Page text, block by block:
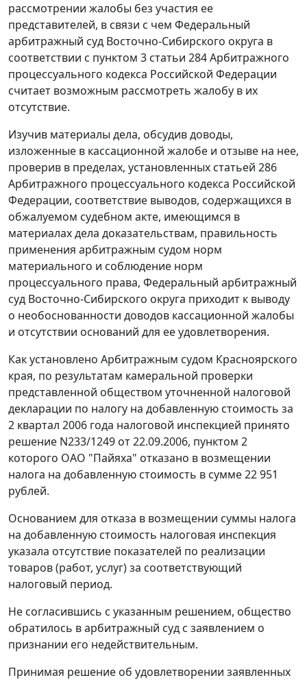
рассмотрении жалобы без участия ее
представителей, в связи с чем Федеральный
арбитражный суд Восточно-Сибирского округа в
соответствии с пунктом 3 статьи 284Арбитражного
процессуального кодекса Российской Федерации
считает возможным рассмотреть жалобу в их
отсутствие.
Изучив материалы дела, обсудив доводы,
изложенные в кассационной жалобе и отзыве на нее,
проверив в пределах, установленных статьей 286
Арбитражного процессуального кодекса Российской
Федерации, соответствие выводов, содержащихся в
обжалуемом судебном акте, имеющимся в
материалах дела доказательствам, правильность
применения арбитражным судом норм
материального и соблюдение норм
процессуального права, Федеральный арбитражный
суд Восточно-Сибирского округа приходит к выводу
о необоснованности доводов кассационной жалобы
и отсутствии оснований для ее удовлетворения.
Как установлено Арбитражным судом Красноярского
края, по результатам камеральной проверки
представленной обществом уточненной налоговой
декларации по налогу на добавленную стоимость за
2 квартал 2006 года налоговой инспекцией принято
решение N233/1249 от 22.09.2006, пунктом 2
которого ОАО "Пайяха" отказано в возмещении
налога на добавленную стоимость в сумме 22 951
рублей.
Основанием для отказа в возмещении суммы налога
на добавленную стоимость налоговая инспекция
указала отсутствие показателей по реализации
товаров (работ, услуг) за соответствующий
налоговый период.
Не согласившись с указанным решением, общество
обратилось в арбитражный суд с заявлением о
признании его недействительным.
Принимая решение об удовлетворении заявленных